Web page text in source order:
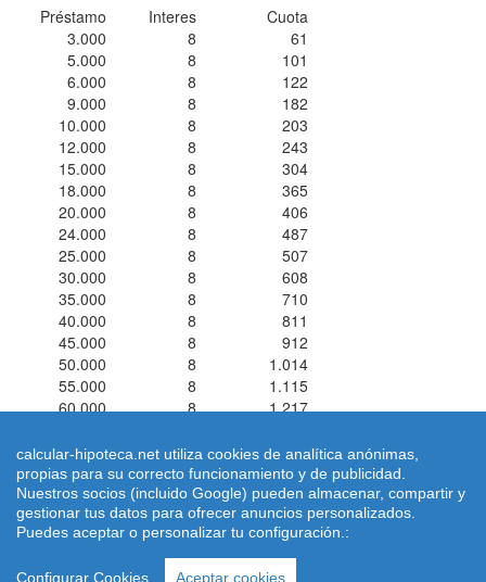
Préstamo Interes
Cuota
3.000
8
61
5.000
8
101
6.000
8
122
9.000
8
182
10.000
8
203
12.000
8
243
15.000
8
304
18.000
8
365
20.000
8
406
24.000
8
487
25.000
8
507
30.000
8
608
35.000
8
710
40.000
8
811
45.000
8
912
50.000
8
1.014
55.000
8
1.115
60.000
8 1.217
Simuladores de Préstamos ® 2026 calcular-hipoteca.netHome |
Calcular letra de hipoteca|Revisar hipoteca|Condiciones de uso
|Política de Cookies | Email: dimarinternet(arroba)gmail.com
calcular-hipoteca.net utiliza cookies de analítica anónimas,
propias para su correcto funcionamiento y de publicidad.
Nuestros socios (incluido Google) pueden almacenar, compartir y
gestionar tus datos para ofrecer anuncios personalizados.
Puedes aceptar o personalizar tu configuración.:
Configurar Cookies Aceptar cookies